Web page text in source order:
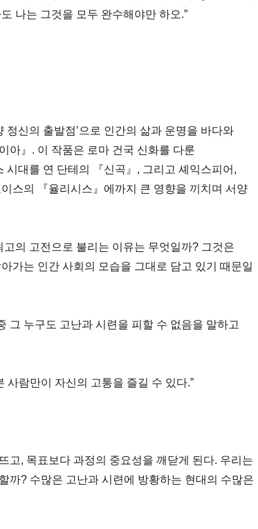
나는 그것을 모두 완수해야만 하오.”
정신의 출발점’으로 인간의 삶과 운명을 바다와
아』. 이 작품은 로마 건국 신화를 다룬
대를 연 단테의 『신곡』, 그리고 셰익스피어,
스의 『율리시스』에까지 큰 영향을 끼치며 서양
의 고전으로 불리는 이유는 무엇일까? 그것은
가는 인간 사회의 모습을 그대로 담고 있기 때문일
그 누구도 고난과 시련을 피할 수 없음을 말하고
사람만이 자신의 고통을 즐길 수 있다.”
고, 목표보다 과정의 중요성을 깨닫게 된다. 우리는
까? 수많은 고난과 시련에 방황하는 현대의 수많은